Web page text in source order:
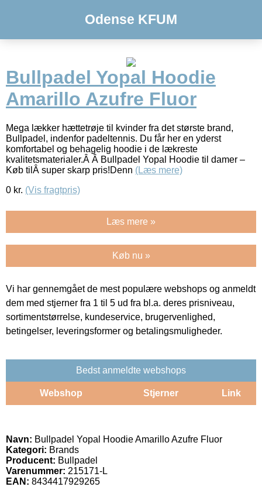
Odense KFUM
Bullpadel Yopal Hoodie
Amarillo Azufre Fluor
Mega lækker hættetrøje til kvinder fra det største brand,
Bullpadel, indenfor padeltennis. Du får her en yderst
komfortabel og behagelig hoodie i de lækreste
kvalitetsmaterialer.Â Â Bullpadel Yopal Hoodie til damer –
Køb tilÂ super skarp pris!Denn (Læs mere)
0 kr. (Vis fragtpris)
Læs mere »
Køb nu »
Vi har gennemgået de mest populære webshops og anmeldt
dem med stjerner fra 1 til 5 ud fra bl.a. deres prisniveau,
sortimentstørrelse, kundeservice, brugervenlighed,
betingelser, leveringsformer og betalingsmuligheder.
Bedst anmeldte webshops
Webshop Stjerner Link
Navn: Bullpadel Yopal Hoodie Amarillo Azufre Fluor
Kategori: Brands
Producent: Bullpadel
Varenummer: 215171-L
EAN: 8434417929265